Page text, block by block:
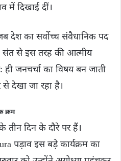
में दिखाई दीं।
देश का सर्वोच्च संवैधानिक पद
संत से इस तरह की आत्मीय
जनचर्चा का विषय बन जाती
देखा जा रहा है।
क्रम
के तीन दिन के दौरे पर हैं।
पड़ाव इस बड़े कार्यक्रम का